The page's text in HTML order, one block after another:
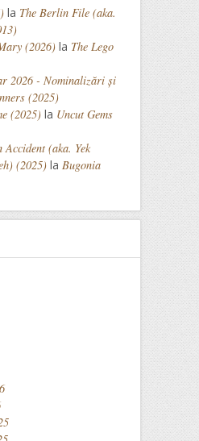
la The Berlin File (aka.
(2026) la The Lego
2026 - Nominalizări și
(2025)
(2025) la Uncut Gems
Accident (aka. Yek
(2025) la Bugonia